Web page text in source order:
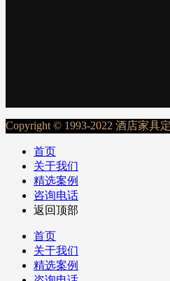
Copyright © 1993-2022 酒店家具
首页
关于我们
精选案例
咨询电话
返回顶部
首页
关于我们
精选案例